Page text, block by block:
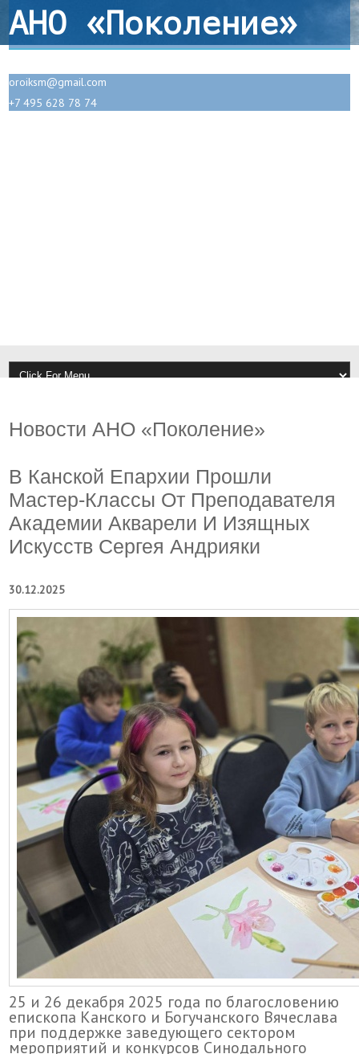
АНО «Поколение»
oroiksm@gmail.com
+7 495 628 78 74
Новости АНО «Поколение»
В Канской Епархии Прошли
Мастер-Классы От Преподавателя
Академии Акварели И Изящных
Искусств Сергея Андрияки
30.12.2025
25 и 26 декабря 2025 года по благословению
епископа Канского и Богучанского Вячеслава
при поддержке заведующего сектором
мероприятий и конкурсов Синодального